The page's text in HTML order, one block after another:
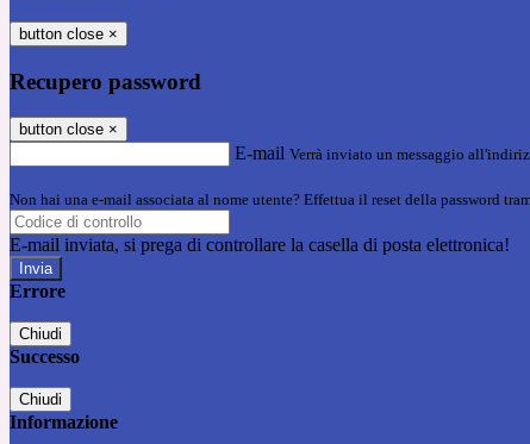
button close ×
Recupero password
button close ×
E-mail Verrà inviato un messaggio
Non hai una e-mail associata al nome utente? Effettua il reset della password
E-mail inviata, si prega di controllare la casella di posta elettronica!
Errore
Chiudi
Successo
Chiudi
Informazione